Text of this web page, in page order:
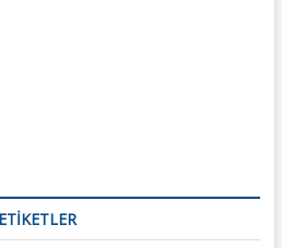
ETİKETLER